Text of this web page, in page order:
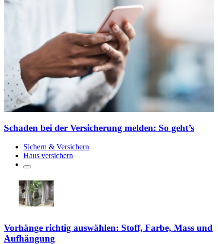
Schaden bei der Versicherung melden: So geht’s
Sichern & Versichern
Haus versichern
Vorhänge richtig auswählen: Stoff, Farbe, Mass und
Aufhängung